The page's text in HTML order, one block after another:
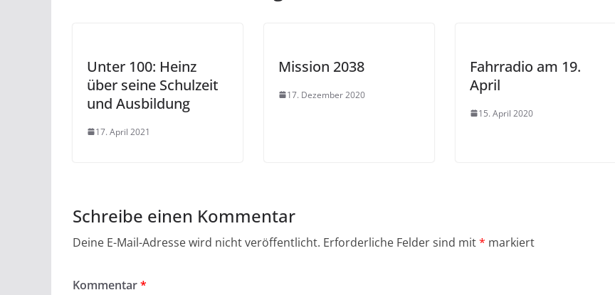
Unter 100: Heinz
über seine Schulzeit
und Ausbildung
17. April 2021
Mission 2038
17. Dezember 2020
Fahrradio am 19.
April
15. April 2020
Schreibe einen Kommentar
Deine E-Mail-Adresse wird nicht veröffentlicht. Erforderliche Felder sind mit* markiert
Kommentar*